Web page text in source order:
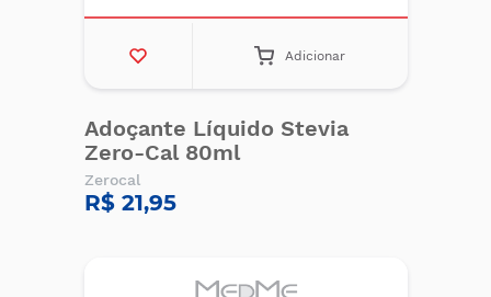
Adicionar
Adoçante Líquido Stevia
Zero-Cal 80ml
Zerocal
R$ 21,95